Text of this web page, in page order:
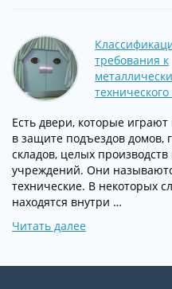
требования к
Есть двери, которые
в защите подъездов домов,
складов, целых производств
учреждений. Они
технические. В некоторых
находятся внутри …
Читать далее